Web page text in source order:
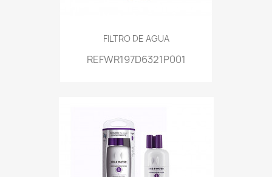
FILTRO DE AGUA
REFWR197D6321P001